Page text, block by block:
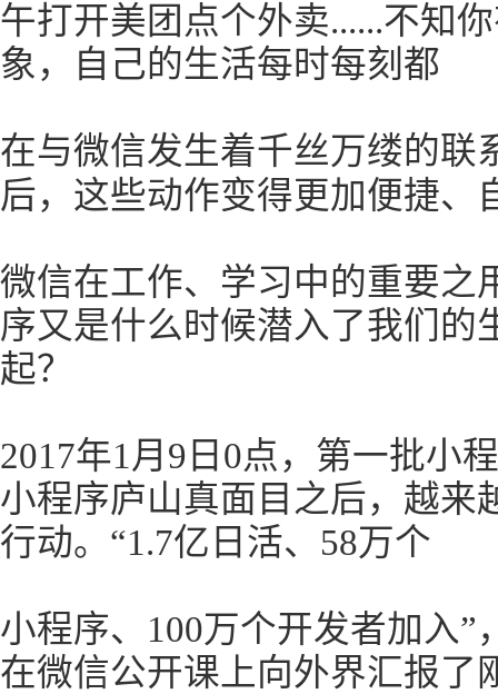
午打开美团点个外卖......不知
象，自己的生活每时每刻都
在与微信发生着千丝万缕的联
后，这些动作变得更加便捷、
微信在工作、学习中的重要之
序又是什么时候潜入了我们的
起？
2017年1月9日0点，第一批小
小程序庐山真面目之后，越来
行动。“1.7亿日活、58万个
小程序、100万个开发者加入”
在微信公开课上向外界汇报了